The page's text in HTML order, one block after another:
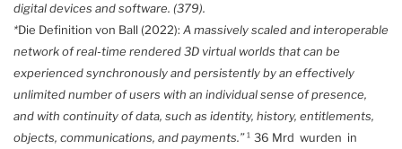
digital devices and software. (379).
*Die Definition von Ball (2022): A massively scaled and interoperable
network of real-time rendered 3D virtual worlds that can be
experienced synchronously and persistently by an effectively
unlimited number of users with an individual sense of presence,
and with continuity of data, such as identity, history, entitlements,
objects, communications, and payments.”¹ 36 Mrd wurden in